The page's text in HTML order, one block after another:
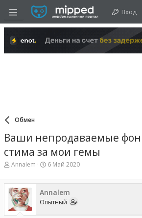
Вход
Обмен
Ваши непродаваемые
стима за мои гемы
А
т
о
р
т
е
Annalem
Д
т
н
а
6 Май 2020
Annalem
Опытный